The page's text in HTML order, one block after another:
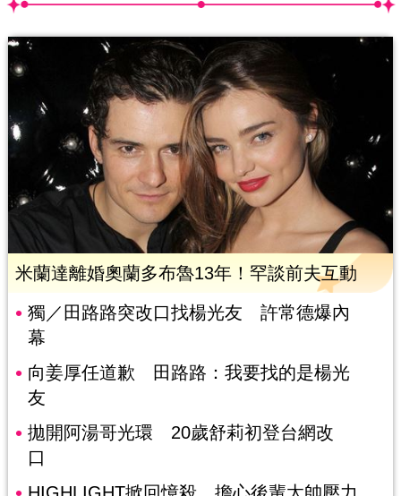
米蘭達離婚奧蘭多布魯13年！罕談前夫互動
獨／田路路突改口找楊光友 許常德爆內
幕
向姜厚任道歉 田路路：我要找的是楊光
友
拋開阿湯哥光環 20歲舒莉初登台網改
口